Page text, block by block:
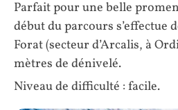
Parfait pour une belle
début du parcours s’effectue
Forat (secteur d’Arcalis, à
mètres de dénivelé.
Niveau de difficulté : facile.